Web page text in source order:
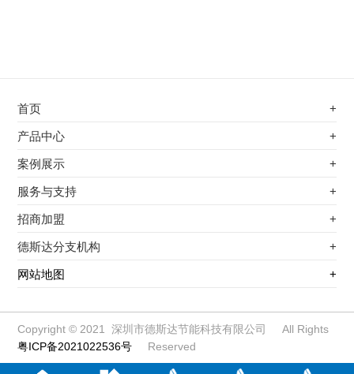
首页 +
不锈钢专用电磁加热器
电磁蒸汽发生器
电磁加热棒配件
扩散泵电磁加热器
柜式电磁加热器
电磁锅炉配件
定制电磁加热线圈
产品中心 +
不锈钢专用电磁加热器
电磁蒸汽发生器
电磁加热棒配件
变频电磁采暖炉
柜式电磁加热器
案例展示 +
最新案例
其他应用
服务与支持 +
服务覆盖网络
服务流程
招商加盟 +
前景分析
加盟条件
加盟流程
德斯达分支机构 +
江信电子机构
网站地图 +
Copyright © 2021 深圳市德斯达节能科技有限公司 All Rights
Reserved
粤ICP备2021022536号